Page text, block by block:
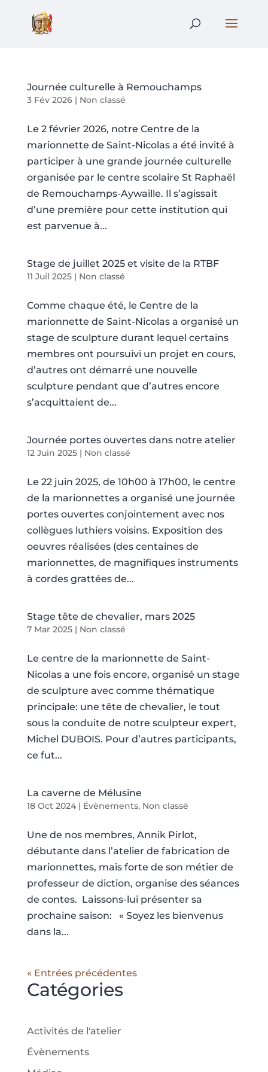
Journée culturelle à Remouchamps
3 Fév 2026| Non classé
Le 2 février 2026, notre Centre de la
marionnette de Saint-Nicolas a été invité à
participer à une grande journée culturelle
organisée par le centre scolaire St Raphaël
de Remouchamps-Aywaille. Il s’agissait
d’une première pour cette institution qui
est parvenue à...
Stage de juillet 2025 et visite de la RTBF
11 Juil 2025| Non classé
Comme chaque été, le Centre de la
marionnette de Saint-Nicolas a organisé un
stage de sculpture durant lequel certains
membres ont poursuivi un projet en cours,
d’autres ont démarré une nouvelle
sculpture pendant que d’autres encore
s’acquittaient de...
Journée portes ouvertes dans notre atelier
12 Juin 2025| Non classé
Le 22 juin 2025, de 10h00 à 17h00, le centre
de la marionnettes a organisé une journée
portes ouvertes conjointement avec nos
collègues luthiers voisins. Exposition des
oeuvres réalisées (des centaines de
marionnettes, de magnifiques instruments
à cordes grattées de...
Stage tête de chevalier, mars 2025
7 Mar 2025| Non classé
Le centre de la marionnette de Saint-
Nicolas a une fois encore, organisé un stage
de sculpture avec comme thématique
principale: une tête de chevalier, le tout
sous la conduite de notre sculpteur expert,
Michel DUBOIS. Pour d’autres participants,
ce fut...
La caverne de Mélusine
18 Oct 2024| Évènements, Non classé
Une de nos membres, Annik Pirlot,
débutante dans l’atelier de fabrication de
marionnettes, mais forte de son métier de
professeur de diction, organise des séances
de contes. Laissons-lui présenter sa
prochaine saison: « Soyez les bienvenus
dans la...
« Entrées précédentes
Catégories
Activités de l'atelier
Évènements